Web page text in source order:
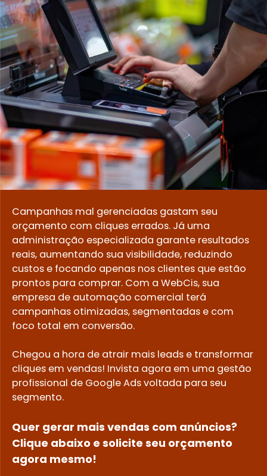
Campanhas mal gerenciadas gastam seu
orçamento com cliques errados. Já uma
administração especializada garante resultados
reais, aumentando sua visibilidade, reduzindo
custos e focando apenas nos clientes que estão
prontos para comprar. Com a WebCis, sua
empresa de automação comercial terá
campanhas otimizadas, segmentadas e com
foco total em conversão.
Chegou a hora de atrair mais leads e transformar
cliques em vendas! Invista agora em uma gestão
profissional de Google Ads voltada para seu
segmento.
Quer gerar mais vendas com anúncios?
Clique abaixo e solicite seu orçamento
agora mesmo!